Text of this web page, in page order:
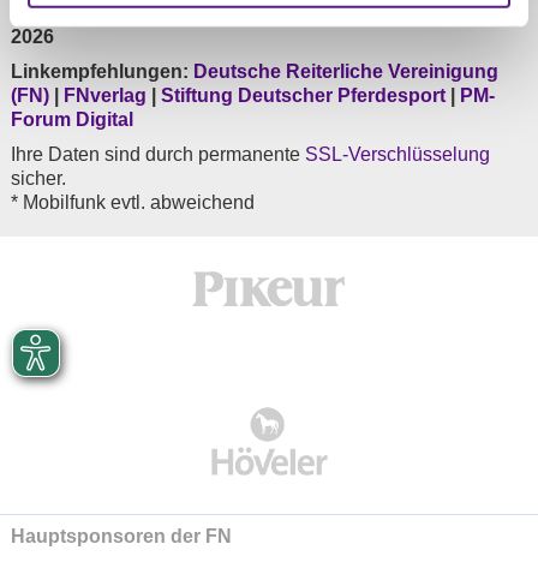
Bundesverband für Pferdesport und Pferdezucht 1996 -
2026
Linkempfehlungen: Deutsche Reiterliche Vereinigung
(FN)
FNverlag Stiftung Deutscher Pferdesport
PM-
Forum Digital
Ihre Daten sind durch permanente SSL-Verschlüsselung
sicher.
* Mobilfunk evtl. abweichend
Hauptsponsoren der FN